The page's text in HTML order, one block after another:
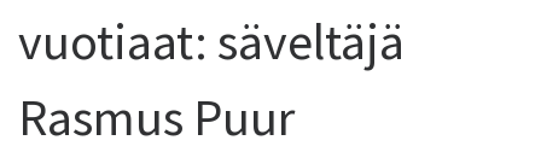
vuotiaat: säveltäjä
Rasmus Puur